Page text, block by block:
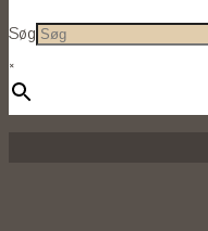
Søg
×